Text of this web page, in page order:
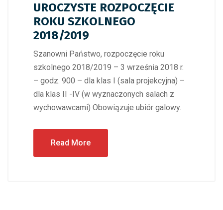
UROCZYSTE ROZPOCZĘCIE
ROKU SZKOLNEGO
2018/2019
Szanowni Państwo, rozpoczęcie roku
szkolnego 2018/2019 – 3 września 2018 r.
– godz. 900 – dla klas I (sala projekcyjna) –
dla klas II -IV (w wyznaczonych salach z
wychowawcami) Obowiązuje ubiór galowy.
Read More